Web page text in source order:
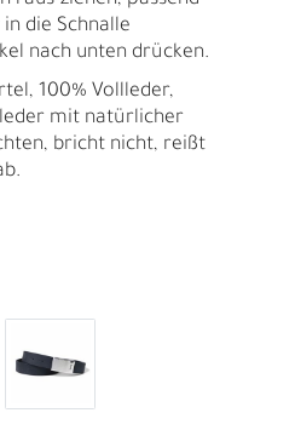
die Schnalle
nach unten drücken.
100% Vollleder,
mit natürlicher
bricht nicht, reißt